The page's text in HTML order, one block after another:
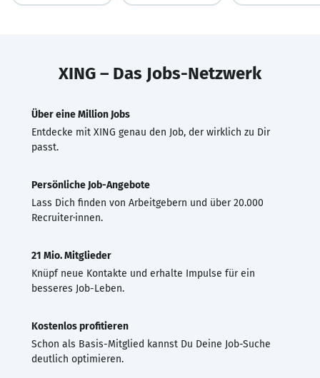
XING – Das Jobs-Netzwerk
Über eine Million Jobs
Entdecke mit XING genau den Job, der wirklich zu Dir
passt.
Persönliche Job-Angebote
Lass Dich finden von Arbeitgebern und über 20.000
Recruiter·innen.
21 Mio. Mitglieder
Knüpf neue Kontakte und erhalte Impulse für ein
besseres Job-Leben.
Kostenlos profitieren
Schon als Basis-Mitglied kannst Du Deine Job-Suche
deutlich optimieren.